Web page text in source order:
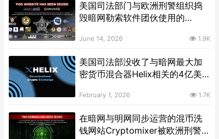
美国司法部门与欧洲刑警组织捣
毁暗网勒索软件团伙使用的
June 14, 2026 1.9K
美国司法部没收了与暗网最大加
密货币混合器Helix相关的4亿美
February 1, 2026 1.7K
在暗网与明网同步运营的混币洗
钱网站Cryptomixer被欧洲刑警